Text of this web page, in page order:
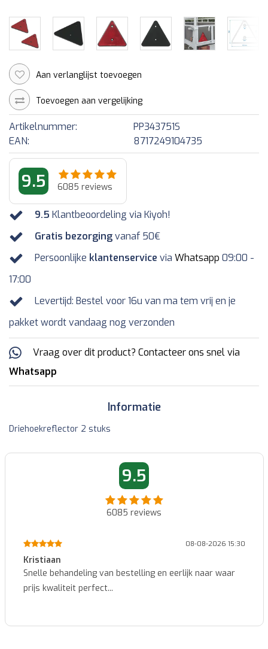
Aan verlanglijst toevoegen
Toevoegen aan vergelijking
Artikelnummer:
PP343751S
EAN:
8717249104735
9.5 6085 reviews
9.5 Klantbeoordeling via Kiyoh!
Gratis bezorgingvanaf 50€
Persoonlijke klantenservice via Whatsapp 09:00 -
17:00
Levertijd: Bestel voor 16u van ma tem vrij en je
pakket wordt vandaag nog verzonden
Vraag over dit product? Contacteer ons snel via
Whatsapp
Informatie
Driehoekreflector 2 stuks
9.5
6085 reviews
08-08-2026 08:47
Marcel
Makkelijk te bestellen en snelle levering...